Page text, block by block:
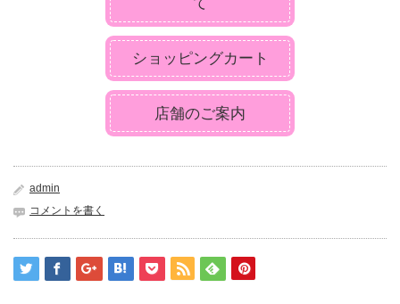
ショッピングカート
店舗のご案内
admin
コメントを書く